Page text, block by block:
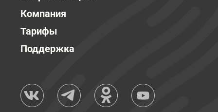
Компания
Тарифы
Поддержка